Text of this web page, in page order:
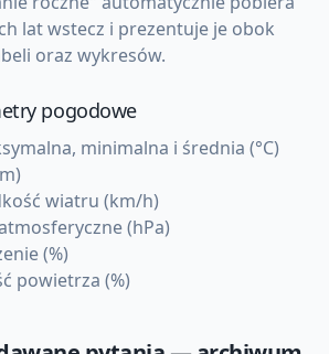
lat wstecz i prezentuje je obok
oraz wykresów.
pogodowe
minimalna i średnia (°C)
wiatru (km/h)
(hPa)
(%)
powietrza (%)